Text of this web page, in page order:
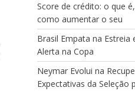
Score de crédito: o que
como aumentar o seu
Brasil Empata na Estreia
Alerta na Copa
Neymar Evolui na
Expectativas da Seleção